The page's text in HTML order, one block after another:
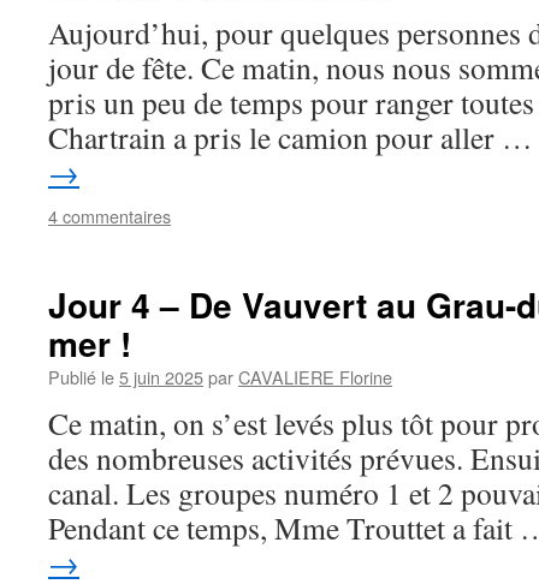
Aujourd’hui, pour quelques personnes
jour de fête. Ce matin, nous nous
pris un peu de temps pour ranger
Chartrain a pris le camion pour aller …
→
4 commentaires
Jour 4 – De Vauvert au Grau-
mer !
Publié le5 juin 2025parCAVALIERE Florine
Ce matin, on s’est levés plus tôt pour
des nombreuses activités prévues.
canal. Les groupes numéro 1 et 2
Pendant ce temps, Mme Trouttet a
→